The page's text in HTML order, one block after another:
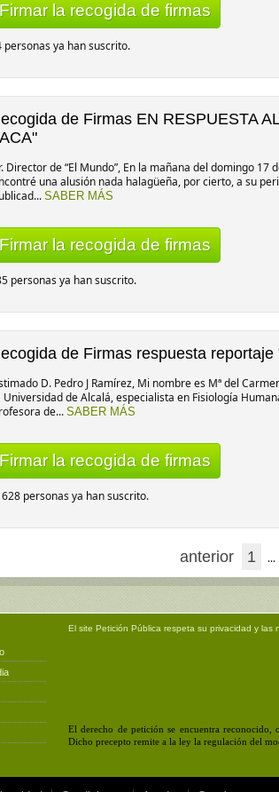
Firmar la recogida de firmas
personas ya han suscrito.
de Firmas EN RESPUESTA
Director de “El Mundo”, En la mañana del domingo
una alusión nada halagüeña, por cierto, a su
SABER MÁS
Firmar la recogida de firmas
personas ya han suscrito.
de Firmas respuesta
D. Pedro J Ramírez, Mi nombre es Mª del
Universidad de Alcalá, especialista en Fisiología
de... SABER MÁS
Firmar la recogida de firmas
personas ya han suscrito.
anterior 1 ...
El site Petición Pública respeta su privacidad y las
El derecho de petición se encuentra
Dicho precepto remite a la ley la regulación del